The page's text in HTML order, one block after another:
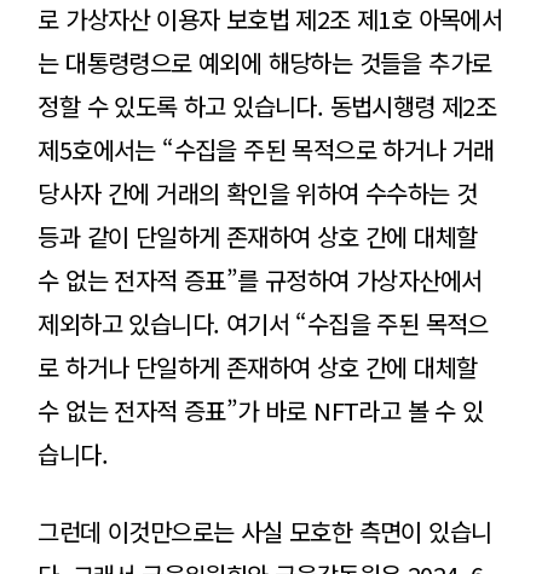
로 가상자산 이용자 보호법 제2조 제1호 아목에서
는 대통령령으로 예외에 해당하는 것들을 추가로
정할 수 있도록 하고 있습니다. 동법시행령 제2조
제5호에서는 “수집을 주된 목적으로 하거나 거래
당사자 간에 거래의 확인을 위하여 수수하는 것
등과 같이 단일하게 존재하여 상호 간에 대체할
수 없는 전자적 증표”를 규정하여 가상자산에서
제외하고 있습니다. 여기서 “수집을 주된 목적으
로 하거나 단일하게 존재하여 상호 간에 대체할
수 없는 전자적 증표”가 바로 NFT라고 볼 수 있
습니다.
그런데 이것만으로는 사실 모호한 측면이 있습니